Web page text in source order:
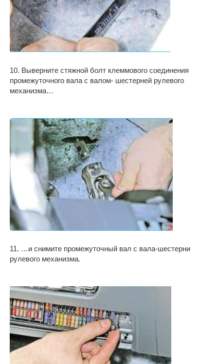
10. Выверните стяжной болт клеммового соединения
промежуточного вала с валом- шестерней рулевого
механизма…
11. …и снимите промежуточный вал с вала-шестерни
рулевого механизма.